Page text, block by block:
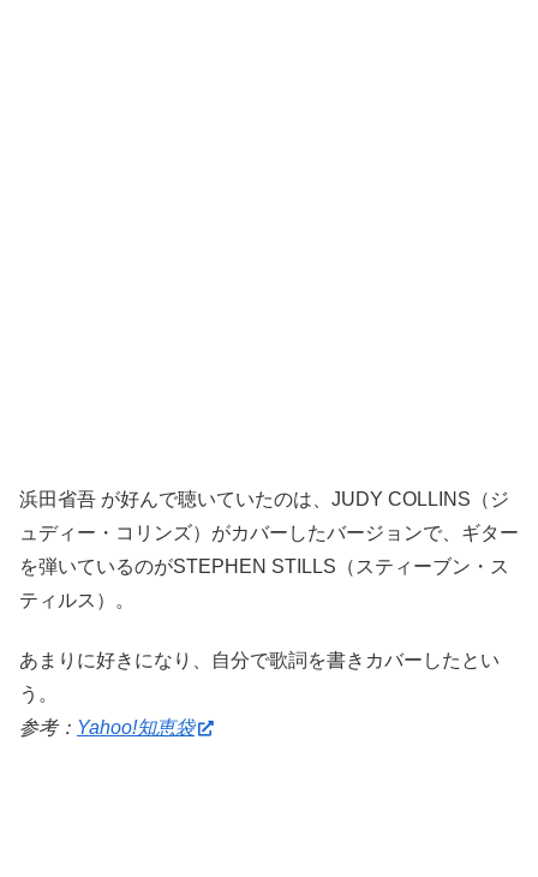
浜田省吾 が好んで聴いていたのは、JUDY COLLINS（ジ
ュディー・コリンズ）がカバーしたバージョンで、ギター
を弾いているのがSTEPHEN STILLS（スティーブン・ス
ティルス）。
あまりに好きになり、自分で歌詞を書きカバーしたとい
う。
参考： Yahoo!知恵袋